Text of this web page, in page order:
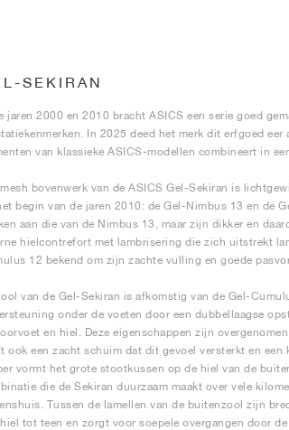
SEKIRAN
jaren 2000 en 2010 bracht ASICS een serie goed
In 2025 deed het merk dit erfgoed
van klassieke ASICS-modellen combineert in
bovenwerk van de ASICS Gel-Sekiran is
begin van de jaren 2010: de Gel-Nimbus 13 en de
aan die van de Nimbus 13, maar zijn dikker en
hielcontrefort met lambrisering die zich uitstrekt
12 bekend om zijn zachte vulling en goede
van de Gel-Sekiran is afkomstig van de Gel-
onder de voeten door een dubbellaagse
en hiel. Deze eigenschappen zijn
ook een zacht schuim dat dit gevoel versterkt en
vormt het grote stootkussen op de hiel van de
die de Sekiran duurzaam maakt over vele
Tussen de lamellen van de buitenzool zijn
tot teen en zorgt voor soepele overgangen door de